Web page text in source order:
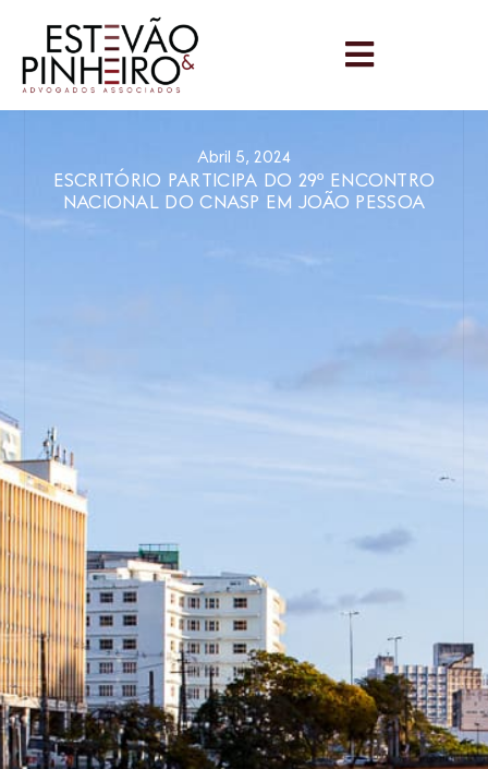
Abril 5, 2024
ESCRITÓRIO PARTICIPA DO 29º ENCONTRO
NACIONAL DO CNASP EM JOÃO PESSOA